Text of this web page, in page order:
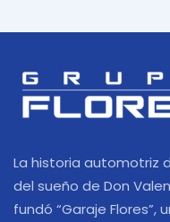
La historia automotriz
del sueño de Don
fundó “Garaje